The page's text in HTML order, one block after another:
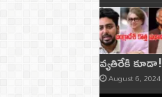
వ్యతిరేకి కూడా!
August 6, 2024